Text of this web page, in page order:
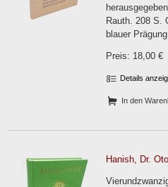
Rauth. 208 S.
blauer
Preis: 18,00 €
Details
In den
Hanish, Dr.